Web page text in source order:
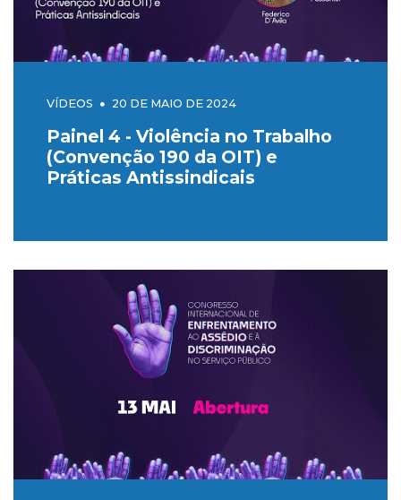
VÍDEOS 20 DE MAIO DE 2024
Painel 4 - Violência no Trabalho
(Convenção 190 da OIT) e
Práticas Antissindicais